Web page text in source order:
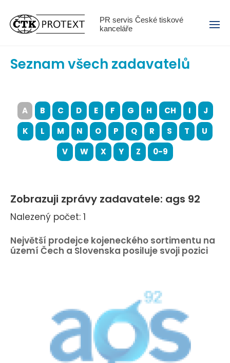
PR servis České tiskové
kanceláře
Menu
Seznam všech zadavatelů
A B C D E F G H CH I
J
K
L M N O P Q R S T
U
V
W X Y Z 0-9
Zobrazuji zprávy zadavatele: ags 92
Nalezený počet: 1
Největší prodejce kojeneckého sortimentu na
území Čech a Slovenska posiluje svoji pozici